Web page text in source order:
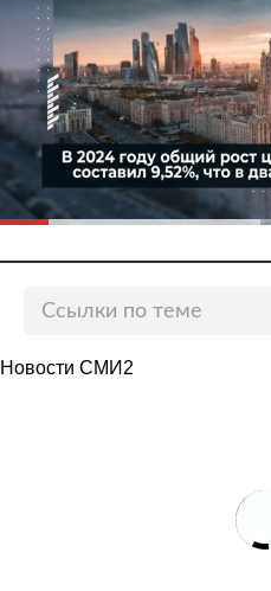
Ссылки по теме
lenta.ru
Россия начала закупать
Новости СМИ2